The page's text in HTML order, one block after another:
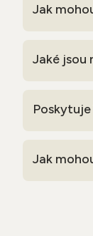
Jak
Jaké jsou
Jak